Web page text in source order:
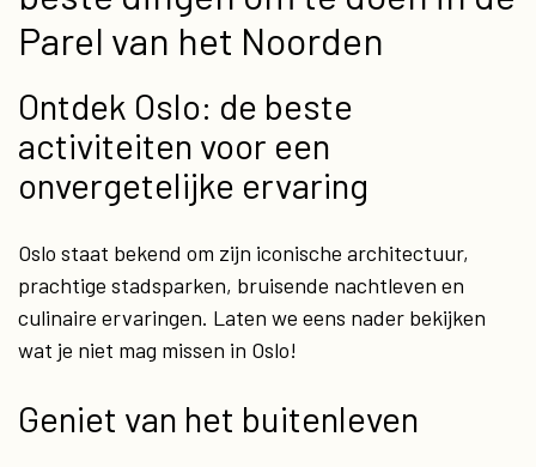
Parel van het Noorden
Ontdek Oslo: de beste
activiteiten voor een
onvergetelijke ervaring
Oslo staat bekend om zijn iconische architectuur,
prachtige stadsparken, bruisende nachtleven en
culinaire ervaringen. Laten we eens nader bekijken
wat je niet mag missen in Oslo!
Geniet van het buitenleven